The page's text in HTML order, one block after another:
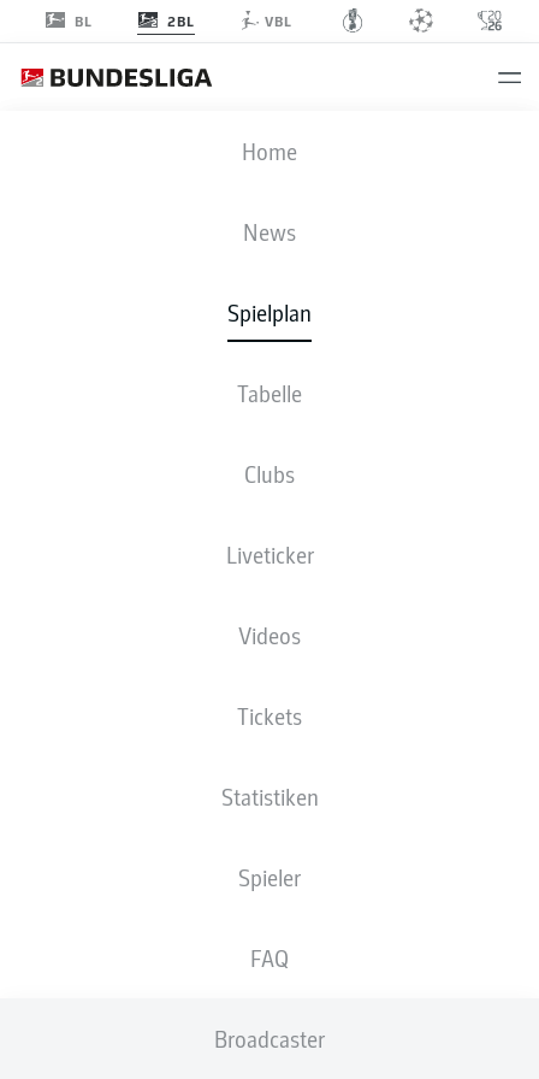
BL 2BL VBL
Home
News
Spielplan
Tabelle
Clubs
Liveticker
Videos
Tickets
Statistiken
Spieler
FAQ
Broadcaster
STP
AUFSTELLUNGEN
0 0